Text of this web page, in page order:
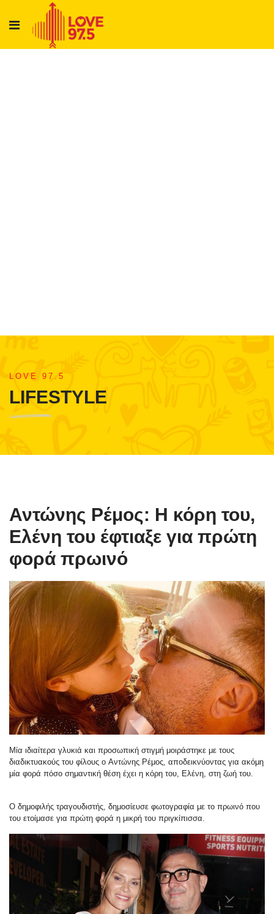
LOVE 97.5
LIFESTYLE
Αντώνης Ρέμος: Η κόρη του,
Ελένη του έφτιαξε για πρώτη
φορά πρωινό
Μία ιδιαίτερα γλυκιά και προσωπική στιγμή μοιράστηκε με τους
διαδικτυακούς του φίλους ο Αντώνης Ρέμος, αποδεικνύοντας για ακόμη
μία φορά πόσο σημαντική θέση έχει η κόρη του, Ελένη, στη ζωή του.
Ο δημοφιλής τραγουδιστής, δημοσίευσε φωτογραφία με το πρωινό που
του ετοίμασε για πρώτη φορά η μικρή του πριγκίπισσα.